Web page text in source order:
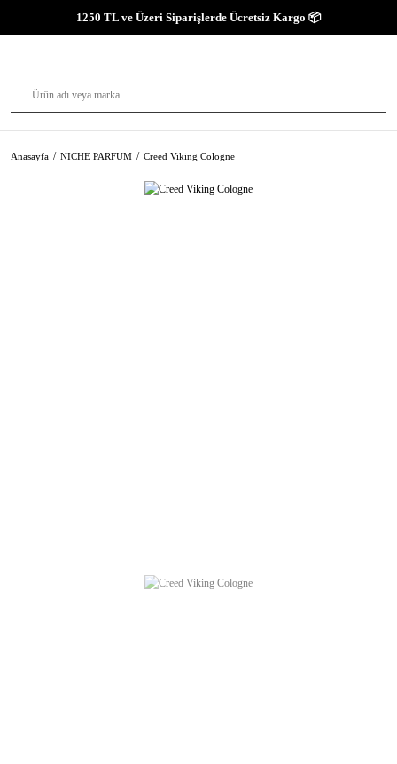
1250 TL ve Üzeri Siparişlerde Ücretsiz Kargo 📦
Anasayfa NICHE PARFUM Creed Viking Cologne